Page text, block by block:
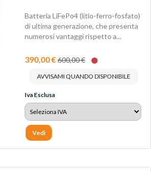
Batteria LiFePo4 (litio-ferro-fosfato)
di ultima generazione, che presenta
numerosi vantaggi rispetto a...
390,00 €600,00 €
AVVISAMI QUANDO DISPONIBILE
Iva Esclusa
Vedi